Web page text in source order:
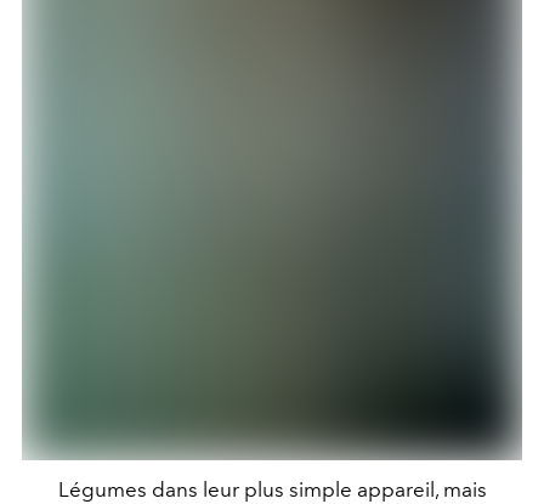
Légumes dans leur plus simple appareil, mais